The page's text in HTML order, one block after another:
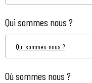
Qui sommes nous ?
Qui sommes-nous ?
Où sommes nous ?